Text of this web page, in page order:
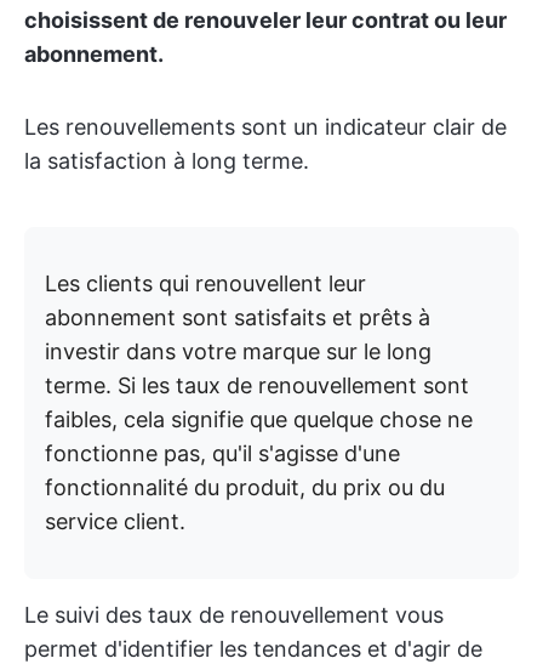
choisissent de renouveler leur contrat ou leur
abonnement.
Les renouvellements sont un indicateur clair de
la satisfaction à long terme.
Les clients qui renouvellent leur
abonnement sont satisfaits et prêts à
investir dans votre marque sur le long
terme. Si les taux de renouvellement sont
faibles, cela signifie que quelque chose ne
fonctionne pas, qu'il s'agisse d'une
fonctionnalité du produit, du prix ou du
service client.
Le suivi des taux de renouvellement vous
permet d'identifier les tendances et d'agir de